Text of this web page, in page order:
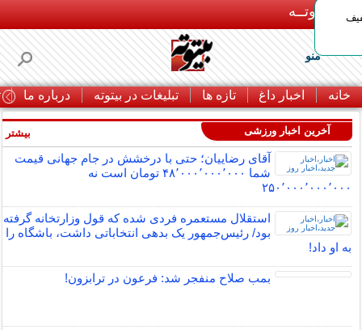
بـیتوتــه
منو
خانه اخبار داغ تازه ها تبلیغات در بیتوته درباره ما
50% تخفیف
آخرین اخبار ورزشی
آقای رضاییان؛ حتی با درخشش در جام جهانی قیمت
شما ۴۸٬۰۰۰٬۰۰۰٬۰۰۰ تومان است نه
۲۵۰٬۰۰۰٬۰۰۰٬۰۰۰
استقلال مستعمره فردی شده که قول وزارتخانه گرفته
بود/ رئیس‌جمهور یک بدهی انتخاباتی داشت، باشگاه را
به او داد!
بمب صلاح منفجر شد: فرعون در ترابزون!
بیشتر